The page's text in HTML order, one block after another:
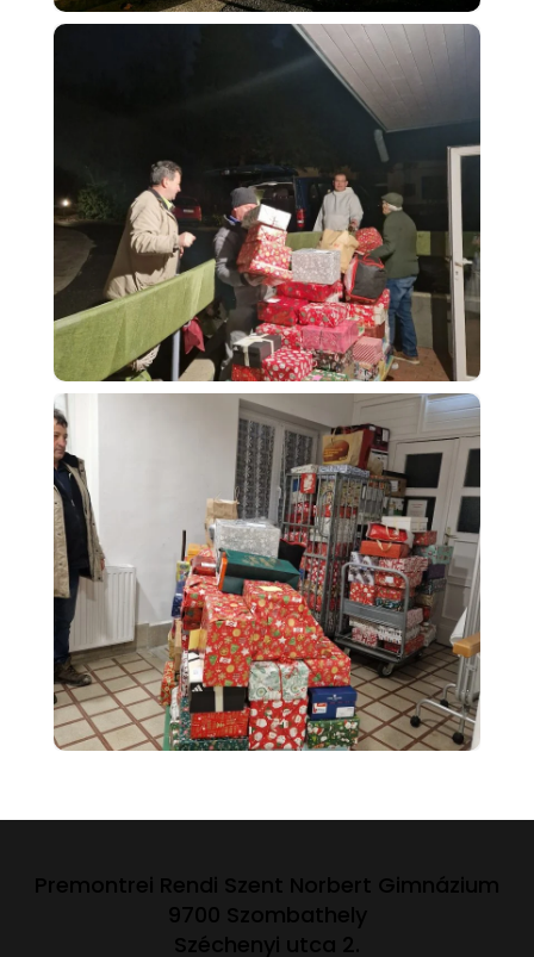
Premontrei Rendi Szent Norbert Gimnázium
9700 Szombathely
Széchenyi utca 2.